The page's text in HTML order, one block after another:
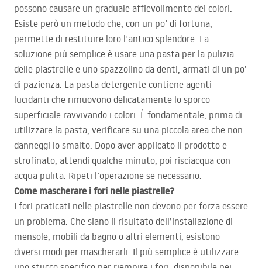
possono causare un graduale affievolimento dei colori.
Esiste però un metodo che, con un po’ di fortuna,
permette di restituire loro l’antico splendore. La
soluzione più semplice è usare una pasta per la pulizia
delle piastrelle e uno spazzolino da denti, armati di un po’
di pazienza. La pasta detergente contiene agenti
lucidanti che rimuovono delicatamente lo sporco
superficiale ravvivando i colori. È fondamentale, prima di
utilizzare la pasta, verificare su una piccola area che non
danneggi lo smalto. Dopo aver applicato il prodotto e
strofinato, attendi qualche minuto, poi risciacqua con
acqua pulita. Ripeti l’operazione se necessario.
Come mascherare i fori nelle piastrelle?
I fori praticati nelle piastrelle non devono per forza essere
un problema. Che siano il risultato dell’installazione di
mensole, mobili da bagno o altri elementi, esistono
diversi modi per mascherarli. Il più semplice è utilizzare